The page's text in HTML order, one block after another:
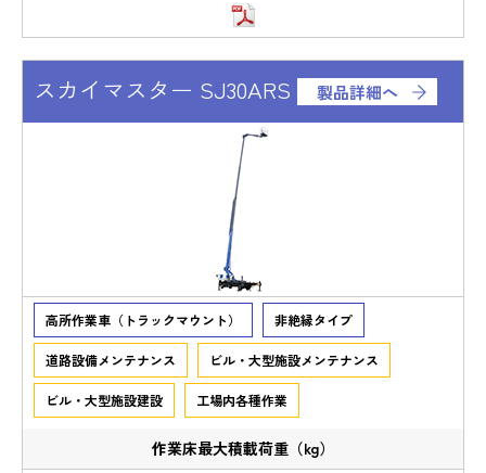
スカイマスター SJ30ARS 製品詳細へ
高所作業車（トラックマウント） 非絶縁タイプ
道路設備メンテナンス ビル・大型施設メンテナンス
ビル・大型施設建設 工場内各種作業